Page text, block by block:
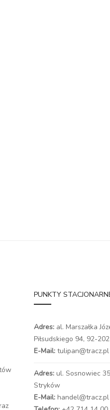
PUNKTY
Adres: al. Marszałka
Piłsudskiego 94, 92-
E-Mail: tulipan@tracz.pl
Adres: ul. Sosnowiec
Stryków
E-Mail: handel@tracz.pl